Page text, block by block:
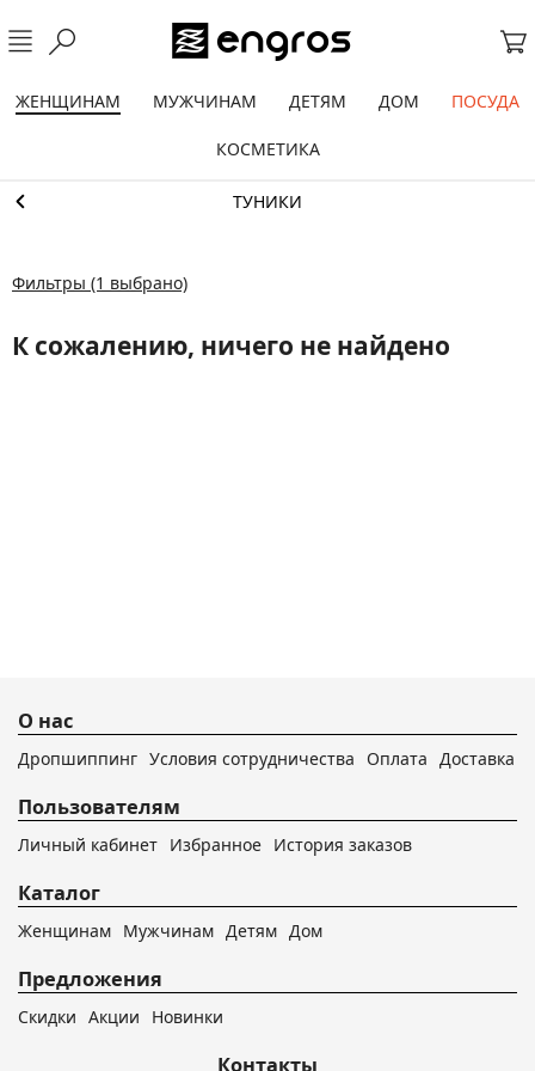
ЖЕНЩИНАМ МУЖЧИНАМ ДЕТЯМ ДОМ ПОСУДА
КОСМЕТИКА
ТУНИКИ
Фильтры (1 выбрано)
К сожалению, ничего не найдено
О нас
Дропшиппинг Условия сотрудничества Оплата Доставка
Пользователям
Личный кабинет Избранное История заказов
Каталог
Женщинам Мужчинам Детям Дом
Предложения
Скидки Акции Новинки
Контакты